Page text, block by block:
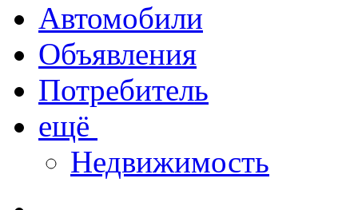
Автомобили
Объявления
Потребитель
ещё
Недвижимость